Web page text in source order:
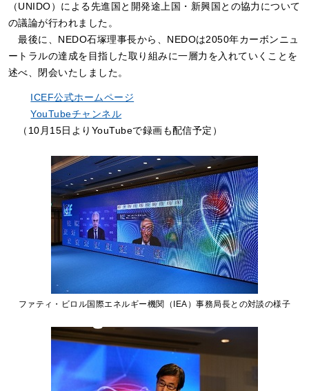
（UNIDO）による先進国と開発途上国・新興国との協力について
の議論が行われました。
最後に、NEDO石塚理事長から、NEDOは2050年カーボンニュ
ートラルの達成を目指した取り組みに一層力を入れていくことを
述べ、閉会いたしました。
ICEF公式ホームページ
YouTubeチャンネル
（10月15日よりYouTubeで録画も配信予定）
ファティ・ビロル国際エネルギー機関（IEA）事務局長との対談の様子